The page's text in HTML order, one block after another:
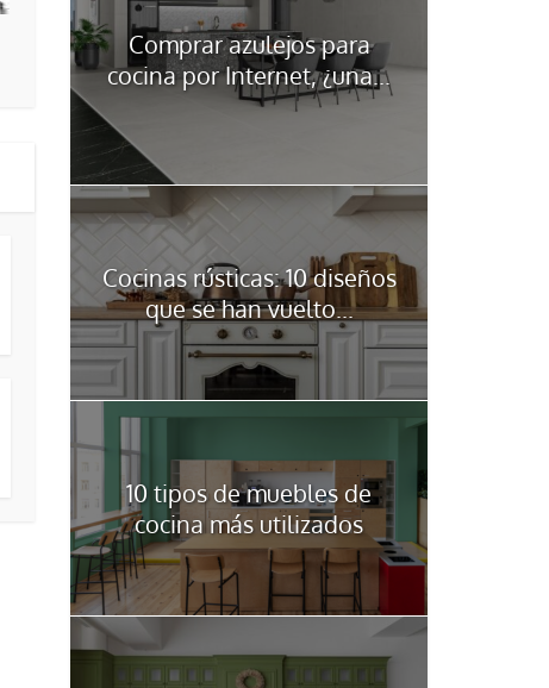
Comprar azulejos para
cocina por Internet, ¿una...
Cocinas rústicas: 10 diseños
que se han vuelto...
10 tipos de muebles de
cocina más utilizados